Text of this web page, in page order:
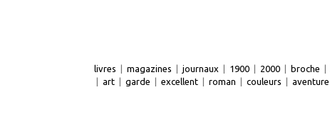
livres | magazines | journaux | 1900 | 2000 | broche |
| art | garde | excellent | roman | couleurs | aventure